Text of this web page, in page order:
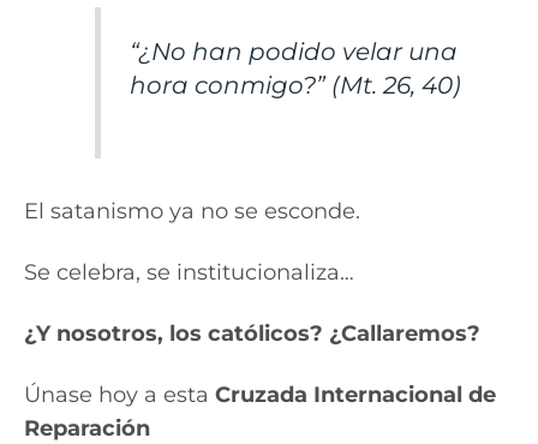
“¿No han podido velar una
hora conmigo?” (Mt. 26, 40)
El satanismo ya no se esconde.
Se celebra, se institucionaliza…
¿Y nosotros, los católicos? ¿Callaremos?
Únase hoy a esta Cruzada Internacional de
Reparación